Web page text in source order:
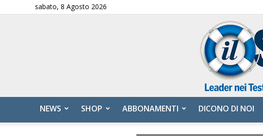
sabato, 8 Agosto 2026
NEWS SHOP ABBONAMENTI DICONO DI NOI